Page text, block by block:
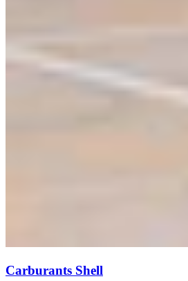
Carburants Shell